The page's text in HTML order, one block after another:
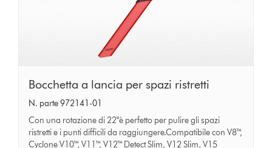
Bocchetta
a
lancia
per
Bocchetta a lancia per spazi ristretti
N. parte 972141-01
Con una rotazione di 22°è perfetto per pulire gli spazi
ristretti e i punti difficili da raggiungere.Compatibile con V8™,
Cyclone V10™, V11™, V12™ Detect Slim, V12 Slim, V15